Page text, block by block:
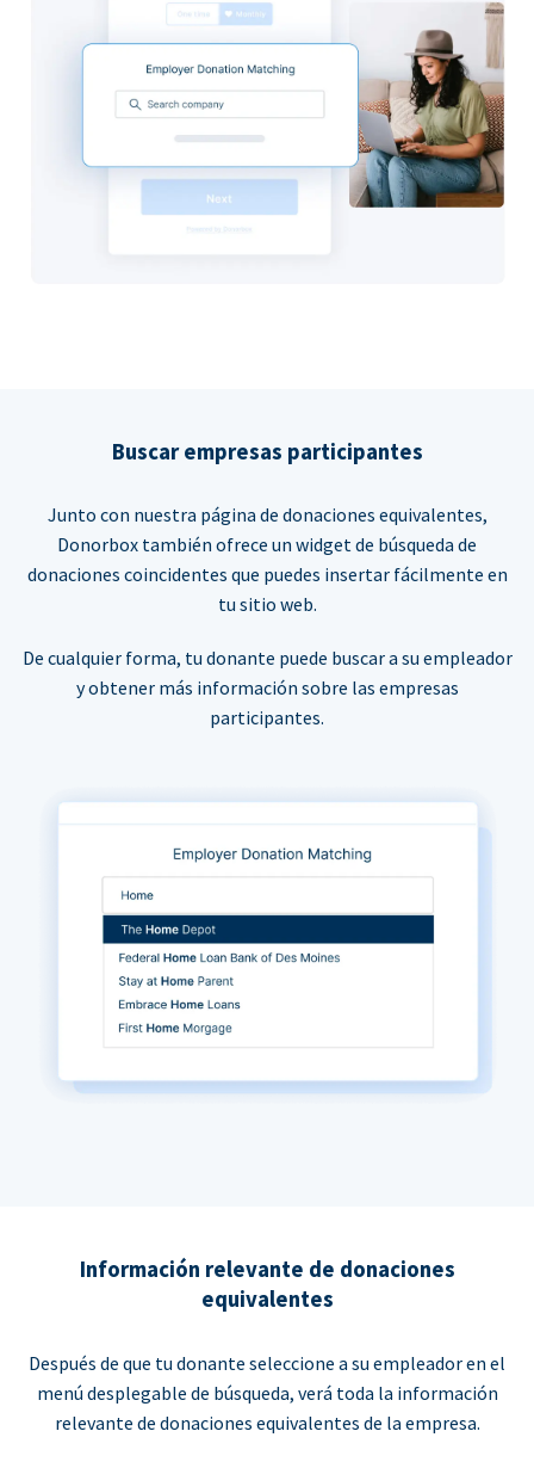
Buscar empresas participantes
Junto con nuestra página de donaciones equivalentes,
Donorbox también ofrece un widget de búsqueda de
donaciones coincidentes que puedes insertar fácilmente en
tu sitio web.
De cualquier forma, tu donante puede buscar a su empleador
y obtener más información sobre las empresas
participantes.
Información relevante de donaciones
equivalentes
Después de que tu donante seleccione a su empleador en el
menú desplegable de búsqueda, verá toda la información
relevante de donaciones equivalentes de la empresa.